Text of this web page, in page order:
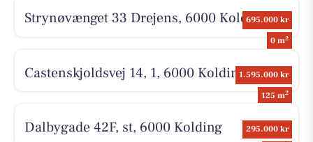
695.000 kr
0 m2
Strynøvænget 33 Drejens, 6000 Kolding
1.595.000 kr
125 m2
Castenskjoldsvej 14, 1, 6000 Kolding
295.000 kr
Dalbygade 42F, st, 6000 Kolding